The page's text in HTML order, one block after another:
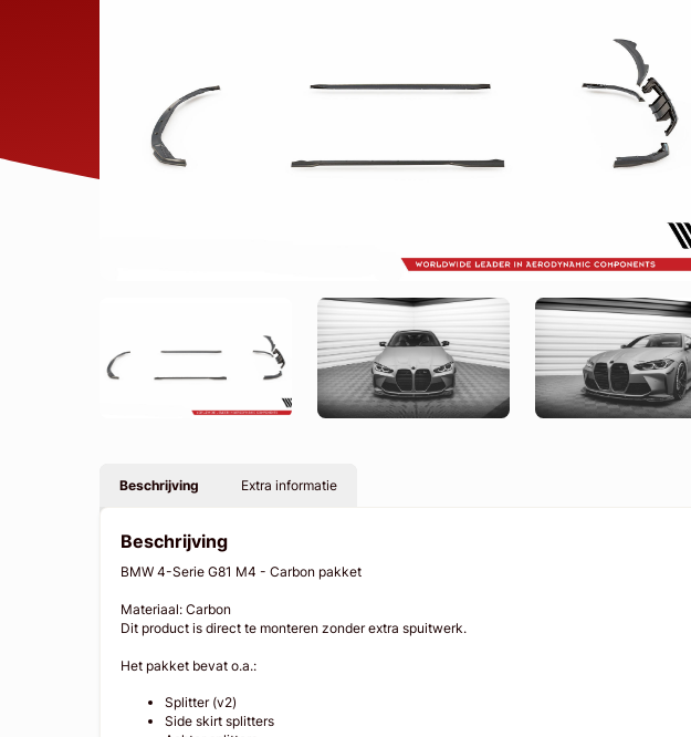
Beschrijving Extra informatie
Beschrijving
BMW 4-Serie G81 M4 - Carbon pakket
Materiaal: Carbon
Dit product is direct te monteren zonder extra spuitwerk.
Het pakket bevat o.a.:
Splitter (v2)
Side skirt splitters